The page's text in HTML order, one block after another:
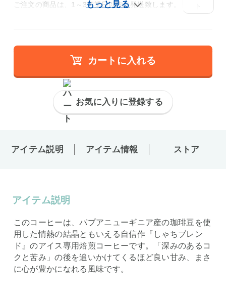
ご注文の商品は、1～3営業日以内に発送致します。
カートに入れる
お気に入りに登録する
アイテム説明 アイテム情報 ストア
アイテム説明
このコーヒーは、パプアニューギニア産の珈琲豆を使
用した情熱の結晶ともいえる自信作『しゃちブレン
ド』のアイス専用焙煎コーヒーです。「深みのあるコ
クと苦み」の後を追いかけてくるほど良い甘み、まさ
に心が豊かになれる風味です。